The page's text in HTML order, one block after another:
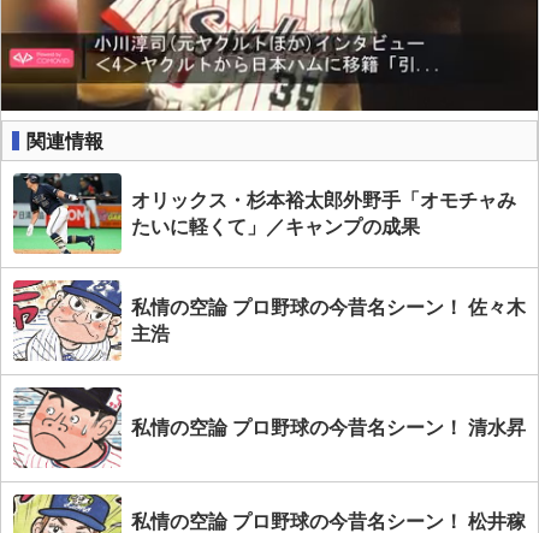
関連情報
オリックス・杉本裕太郎外野手「オモチャみ
たいに軽くて」／キャンプの成果
私情の空論 プロ野球の今昔名シーン！ 佐々木
主浩
私情の空論 プロ野球の今昔名シーン！ 清水昇
私情の空論 プロ野球の今昔名シーン！ 松井稼